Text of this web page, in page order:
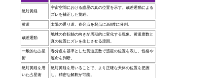
絶対黄経
宇宙空間における惑星の真の位置を示す。歳差運動による
ズレを補正した黄経。
黄道 太陽の通り道。春分点を起点に360度に分割。
歳差運動
地球の自転軸の向きが周期的に変化する現象。黄道度数と
真の位置にズレを生じさせる原因。
一般的な占星
術
春分点を基準とした黄道度数で惑星の位置を表し、性格や
運命を判断。
絶対黄経を用
いた占星術
絶対黄経を用いることで、より正確な天体の位置を把握
し、精密な解釈が可能。